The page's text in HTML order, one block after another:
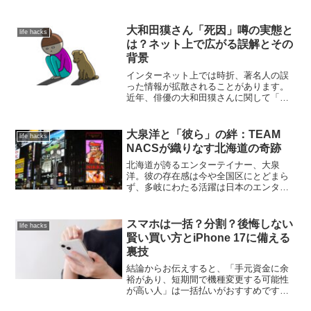
エナ。その秘密を知れば、賢く美しくな
るためのヒントが見つかるかもしれませ
ん。今回は、アエナが安い理由を徹底的
に解剖し、その魅力に迫ります。
life hacks
大和田獏さん「死因」噂の実態と
は？ネット上で広がる誤解とその
背景
インターネット上では時折、著名人の誤
った情報が拡散されることがあります。
近年、俳優の大和田獏さんに関して「死
す。しかし、結論から申し上げると、大
和田獏さんは現在もご健在で、多岐にわ
たる分野でご活躍されています。では、
なぜこのような誤解が生まれたのでしょ
うか。その発端から、ネット上での情報
伝達の課題までを紐解きます。
life hacks
大泉洋と「彼ら」の絆：TEAM
NACSが織りなす北海道の奇跡
北海道が誇るエンターテイナー、大泉
洋。彼の存在感は今や全国区にとどまら
ず、多岐にわたる活躍は日本のエンタメ
ない存在がいます。それは、彼が所属す
る演劇ユニット、TEAM NACSです。大
泉洋という個の魅力が光る一方で、
TEAM NACSという「彼ら」との絆こそ
が、彼の、そして彼ら全体の「北海道の
奇跡」を織りなしていると言えるでしょ
う。
life hacks
スマホは一括？分割？後悔しない
賢い買い方とiPhone 17に備える
裏技
結論からお伝えすると、「手元資金に余
裕があり、短期間で機種変更する可能性
が高い人」は一括払いがおすすめです。